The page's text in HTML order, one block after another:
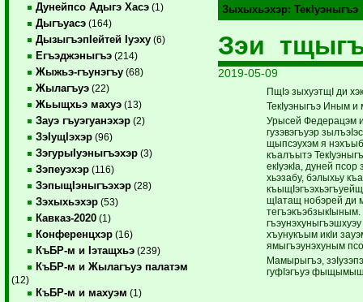
Дунейпсо Адыгэ Хасэ (1)
Дыгъуасэ (164)
ДызыгъэпIейтей Iуэху (6)
Егъэджэныгъэ (214)
Жыжьэ-гъунэгъу (68)
Жылагъуэ (22)
Жьыщхьэ махуэ (13)
Зауэ гъуэгуанэхэр (2)
ЗэIущIэхэр (96)
ЗэгурыIуэныгъэхэр (3)
Зэпеуэхэр (116)
ЗэпыщIэныгъэхэр (28)
Зэхыхьэхэр (53)
Кавказ-2020 (1)
Конференцхэр (16)
КъБР-м и Iэтащхьэ (239)
КъБР-м и Жылагъуэ палатэм
(12)
КъБР-м и махуэм (1)
Зыхыхьэхэр:ТекIуэныгъэ
Зэи
2019-05-09
ПщIэ зыхуэтщI ди
ТекIуэныгъэ Иным и
Урысей Федерацэм
гузэвэгъуэр
щыпсэухэм я
къалъытэ
екIуэкIа, дуней псор
хьэзабу, бэлыхьу
щIатащ нобэрей ди
хъунукъым икIи
ямыгъэунэхуным
Мамырыгъэ,
гуфIэгъуэ